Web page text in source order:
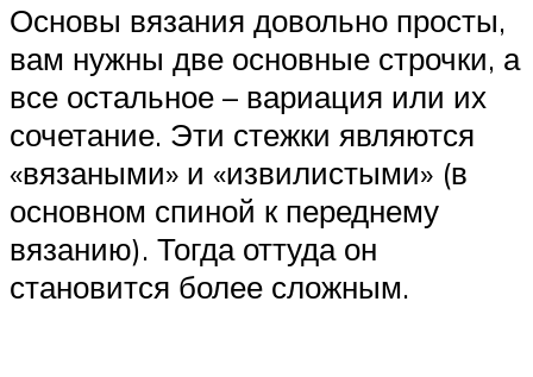
Основы вязания довольно просты,
вам нужны две основные строчки, а
все остальное – вариация или их
сочетание. Эти стежки являются
«вязаными» и «извилистыми» (в
основном спиной к переднему
вязанию). Тогда оттуда он
становится более сложным.